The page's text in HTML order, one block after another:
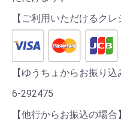
【ご利用いただけるクレ
【ゆうちょからお振り
6-292475
【他行からお振込の場合】